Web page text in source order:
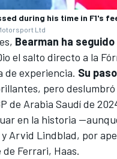
during his time in F1's
Ltd
Bearman ha
el salto directo a la
de experiencia. Su
pero
de Arabia Saudí de
en la historia
y Arvid Lindblad, por
Ferrari, Haas.